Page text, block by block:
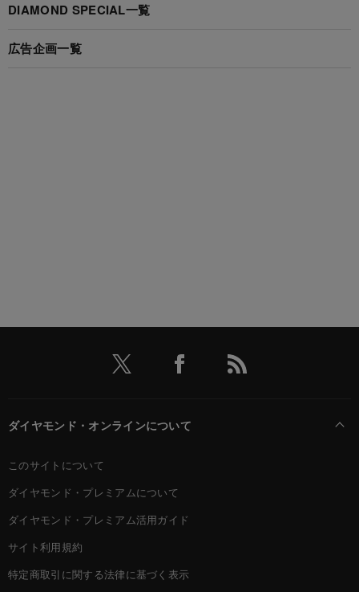
DIAMOND SPECIAL一覧
広告企画一覧
ダイヤモンド・オンラインについて
このサイトについて
ダイヤモンド・プレミアムについて
ダイヤモンド・プレミアム活用ガイド
サイト利用規約
特定商取引に関する法律に基づく表示